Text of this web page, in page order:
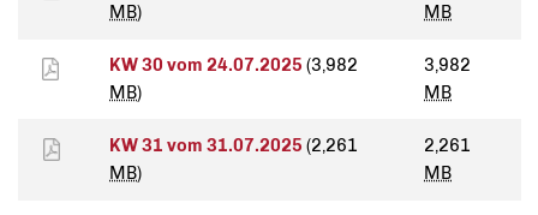
MB)
MB
KW 30 vom 24.07.2025 (3,982
MB)
3,982
MB
KW 31 vom 31.07.2025 (2,261
MB)
2,261
MB